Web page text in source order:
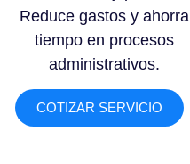
Reduce gastos y ahorra
tiempo en procesos
administrativos.
COTIZAR SERVICIO